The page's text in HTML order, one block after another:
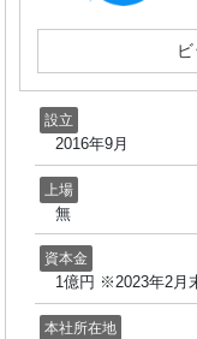
設立
2016年9月
上場
無
資本金
1億円 ※2023年2月
本社所在地